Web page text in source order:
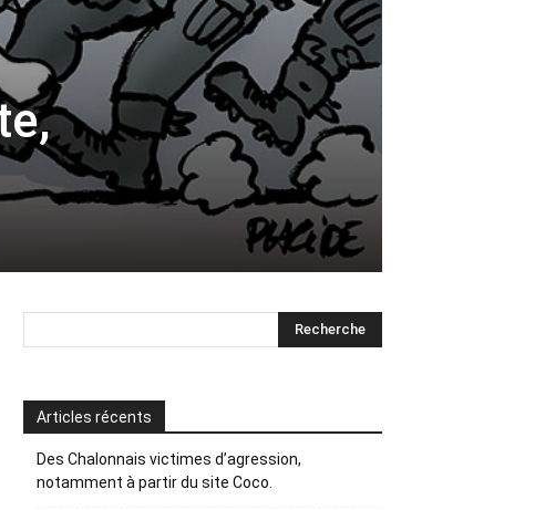
Articles récents
Des Chalonnais victimes d’agression,
notamment à partir du site Coco.